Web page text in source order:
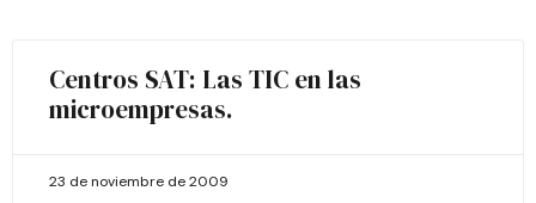
Centros SAT: Las TIC en las
microempresas.
23 de noviembre de 2009